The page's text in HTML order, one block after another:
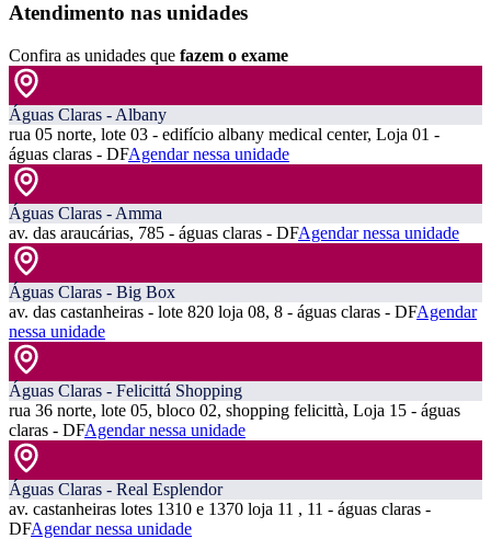
Atendimento nas unidades
Confira as unidades que fazem o exame
Águas Claras - Albany
rua 05 norte, lote 03 - edifício albany medical center, Loja 01 -
águas claras - DFAgendar nessa unidade
Águas Claras - Amma
av. das araucárias, 785 - águas claras - DFAgendar nessa unidade
Águas Claras - Big Box
av. das castanheiras - lote 820 loja 08, 8 - águas claras - DFAgendar
nessa unidade
Águas Claras - Felicittá Shopping
rua 36 norte, lote 05, bloco 02, shopping felicittà, Loja 15 - águas
claras - DFAgendar nessa unidade
Águas Claras - Real Esplendor
av. castanheiras lotes 1310 e 1370 loja 11 , 11 - águas claras -
DFAgendar nessa unidade